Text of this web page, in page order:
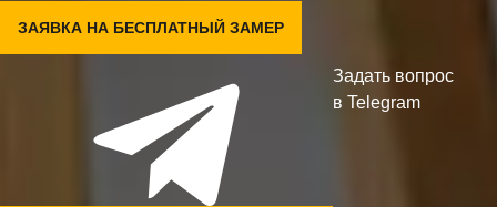
ЗАЯВКА НА БЕСПЛАТНЫЙ ЗАМЕР
Задать вопрос
в Telegram